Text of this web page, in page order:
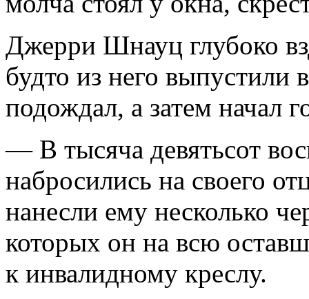
Джерри Шнауц глубоко
будто из него выпустили
подождал, а затем начал
— В тысяча девятьсот
набросились на своего
нанесли ему несколько
которых он на всю
к инвалидному креслу.